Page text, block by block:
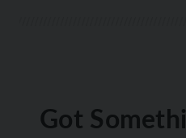
Got